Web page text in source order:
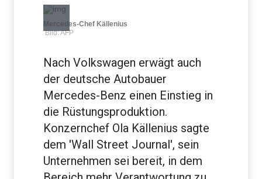
Mercedes-Chef Källenius
Bild: AFP
Nach Volkswagen erwägt auch
der deutsche Autobauer
Mercedes-Benz einen Einstieg in
die Rüstungsproduktion.
Konzernchef Ola Källenius sagte
dem 'Wall Street Journal', sein
Unternehmen sei bereit, in dem